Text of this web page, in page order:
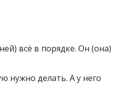
всё в порядке. Он (она)
нужно делать. А у него